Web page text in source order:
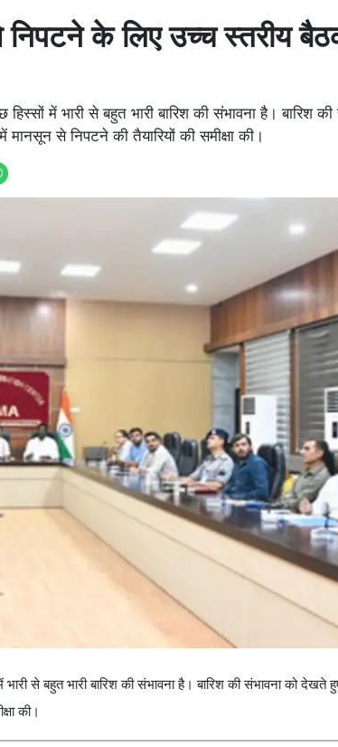
के लिए उच्च स्तरीय
में भारी से बहुत भारी बारिश की संभावना है। बारिश
से निपटने की तैयारियों की समीक्षा की।
से बहुत भारी बारिश की संभावना है। बारिश की संभावना को देखते
की।